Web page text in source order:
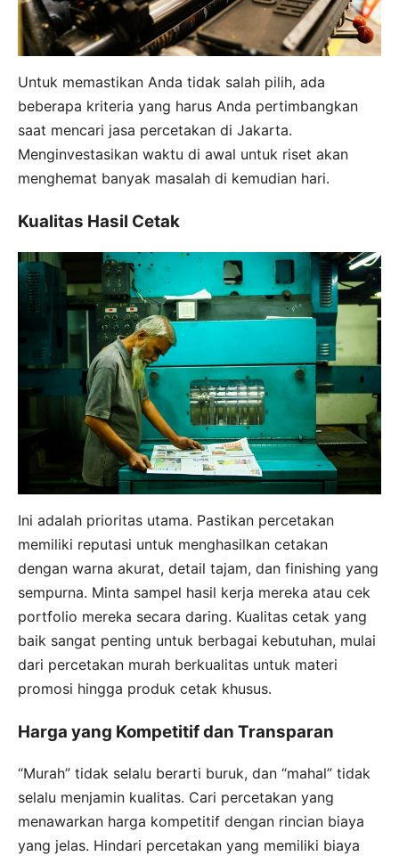
Untuk memastikan Anda tidak salah pilih, ada
beberapa kriteria yang harus Anda pertimbangkan
saat mencari jasa percetakan di Jakarta.
Menginvestasikan waktu di awal untuk riset akan
menghemat banyak masalah di kemudian hari.
Kualitas Hasil Cetak
Ini adalah prioritas utama. Pastikan percetakan
memiliki reputasi untuk menghasilkan cetakan
dengan warna akurat, detail tajam, dan finishing yang
sempurna. Minta sampel hasil kerja mereka atau cek
portfolio mereka secara daring. Kualitas cetak yang
baik sangat penting untuk berbagai kebutuhan, mulai
dari percetakan murah berkualitas untuk materi
promosi hingga produk cetak khusus.
Harga yang Kompetitif dan Transparan
“Murah” tidak selalu berarti buruk, dan “mahal” tidak
selalu menjamin kualitas. Cari percetakan yang
menawarkan harga kompetitif dengan rincian biaya
yang jelas. Hindari percetakan yang memiliki biaya